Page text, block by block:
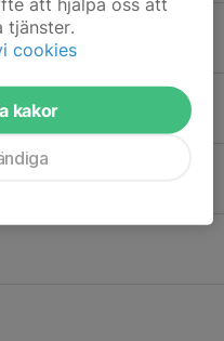
2025
tjänster.
cookies
kakor